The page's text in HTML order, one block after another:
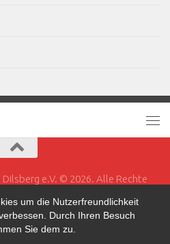
um die Nutzerfreundlichkeit
Durch Ihren Besuch
Sie dem zu.
e.V. © 2026. Alle Rechte
mit demHueman-Theme